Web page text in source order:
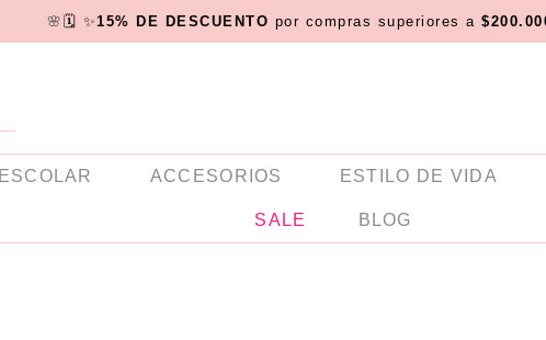
🌸 🗓️ ✨15% DE DESCUENTO por compras superiores a
ESCOLAR ACCESORIOS ESTILO DE VIDA
SALE BLOG